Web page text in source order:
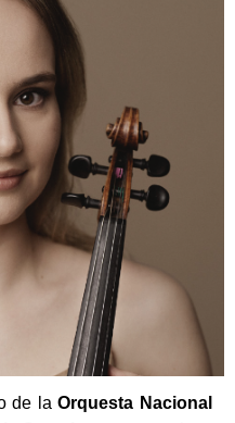
de laOrquesta Nacional